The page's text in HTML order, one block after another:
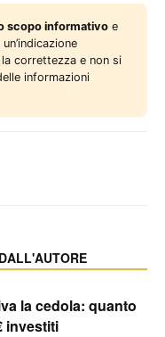
scopo informativo e
la correttezza e non si
informazioni
la cedola: quanto
investiti